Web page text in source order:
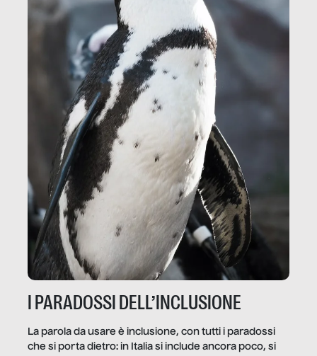
I PARADOSSI DELL’INCLUSIONE
La parola da usare è inclusione, con tutti i paradossi
che si porta dietro: in Italia si include ancora poco, si